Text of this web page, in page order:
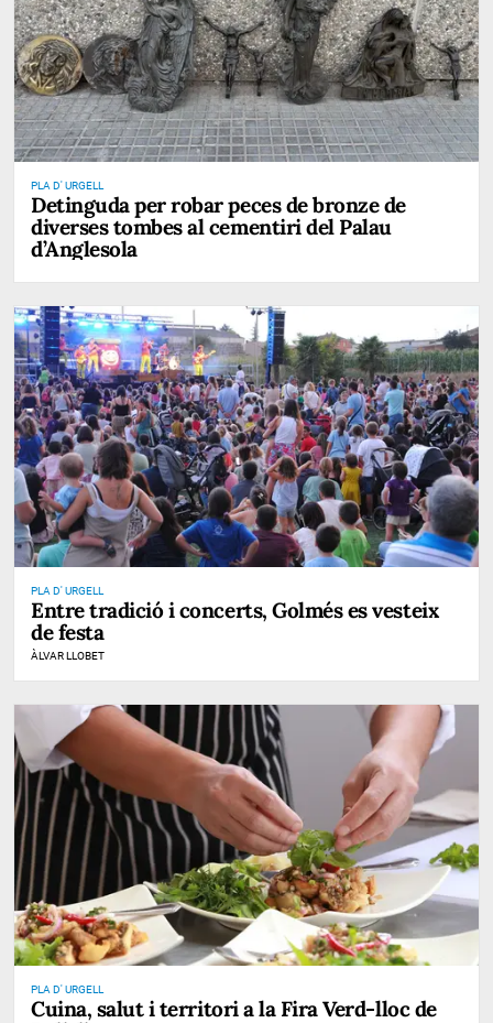
PLA D' URGELL
Detinguda per robar peces de bronze de
diverses tombes al cementiri del Palau
d’Anglesola
PLA D' URGELL
Entre tradició i concerts, Golmés es vesteix
de festa
ÀLVAR LLOBET
PLA D' URGELL
Cuina, salut i territori a la Fira Verd-lloc de